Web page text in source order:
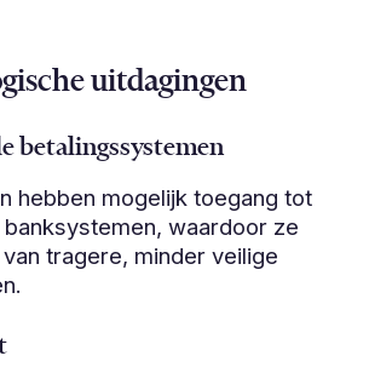
uitdagingen
betalingssystemen
hebben mogelijk toegang tot
waardoor ze
tragere, minder veilige